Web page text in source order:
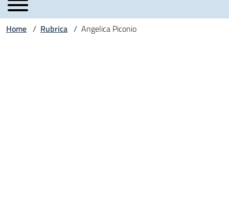
Home / Rubrica / Angelica Piconio